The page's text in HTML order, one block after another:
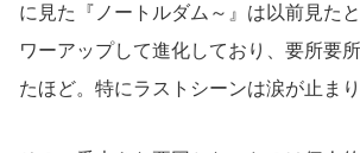
に見た『ノートルダム～』は以前見た
ワーアップして進化しており、要所要
たほど。特にラストシーンは涙が止ま